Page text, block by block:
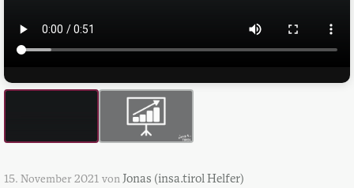
15. November 2021 von Jonas (insa.tirol Helfer)